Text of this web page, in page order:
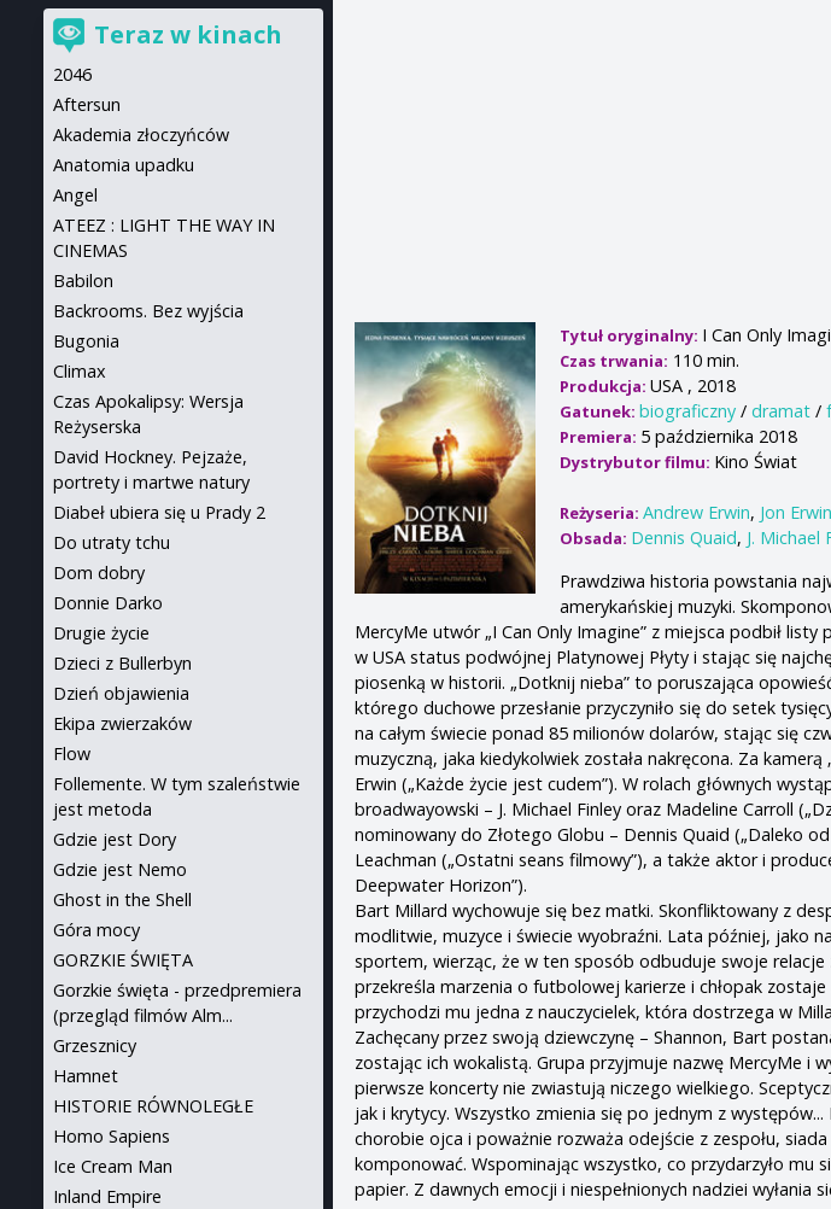
Tytuł oryginalny: I Can Only
Czas trwania: 110 min.
Produkcja:USA , 2018
Gatunek:biograficzny /dramat /
Premiera: 5 października 2018
Dystrybutor filmu: Kino Świat
Reżyseria:Andrew Erwin, Jon Erwin
Obsada: Dennis Quaid, J. Michael
Prawdziwa historia powstania
amerykańskiej muzyki.
MercyMe utwór „I Can Only Imagine” z miejsca podbił
w USA status podwójnej Platynowej Płyty i stając się
piosenką w historii. „Dotknij nieba” to poruszająca
którego duchowe przesłanie przyczyniło się do setek
na całym świecie ponad 85 milionów dolarów, stając się
muzyczną, jaka kiedykolwiek została nakręcona. Za
Erwin („Każde życie jest cudem”). W rolach głównych
broadwayowski – J. Michael Finley oraz Madeline Carroll
nominowany do Złotego Globu – Dennis Quaid („Daleko
Leachman („Ostatni seans filmowy”), a także aktor i
Deepwater Horizon”).
Bart Millard wychowuje się bez matki. Skonfliktowany z
modlitwie, muzyce i świecie wyobraźni. Lata później, jako
sportem, wierząc, że w ten sposób odbuduje swoje
przekreśla marzenia o futbolowej karierze i chłopak
przychodzi mu jedna z nauczycielek, która dostrzega w
Zachęcany przez swoją dziewczynę – Shannon, Bart
zostając ich wokalistą. Grupa przyjmuje nazwę MercyMe i
pierwsze koncerty nie zwiastują niczego wielkiego.
jak i krytycy. Wszystko zmienia się po jednym z
chorobie ojca i poważnie rozważa odejście z zespołu,
komponować. Wspominając wszystko, co przydarzyło mu
papier. Z dawnych emocji i niespełnionych nadziei wyłania
Teraz w kinach
2046
Aftersun
Akademia złoczyńców
Anatomia upadku
Angel
ATEEZ : LIGHT THE WAY IN
CINEMAS
Babilon
Backrooms. Bez wyjścia
Bugonia
Climax
Czas Apokalipsy: Wersja
Reżyserska
David Hockney. Pejzaże,
portrety i martwe natury
Diabeł ubiera się u Prady 2
Do utraty tchu
Dom dobry
Donnie Darko
Drugie życie
Dzieci z Bullerbyn
Dzień objawienia
Ekipa zwierzaków
Flow
Follemente. W tym szaleństwie
jest metoda
Gdzie jest Dory
Gdzie jest Nemo
Ghost in the Shell
Góra mocy
GORZKIE ŚWIĘTA
Gorzkie święta - przedpremiera
(przegląd filmów Alm...
Grzesznicy
Hamnet
HISTORIE RÓWNOLEGŁE
Homo Sapiens
Ice Cream Man
Inland Empire